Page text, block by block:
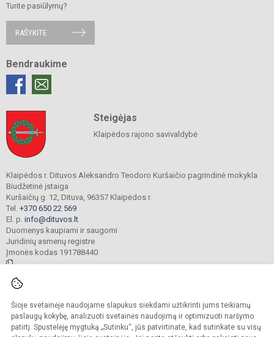
Šioje svetainėje naudojame slapukus siekdami užtikrinti jums teikiamų
paslaugų kokybę, analizuoti svetainės naudojimą ir optimizuoti naršymo
patirtį. Spustelėję mygtuką „Sutinku“, jūs patvirtinate, kad sutinkate su visų
Turite pasiūlymų?
RAŠYKITE
Bendraukime
Steigėjas
Klaipėdos rajono savivaldybė
Klaipėdos r. Dituvos Aleksandro Teodoro Kuršaičio pagrindinė mokykla
Biudžetinė įstaiga
Kuršaičių g. 12, Dituva, 96357 Klaipėdos r.
Tel. +370 650 22 569
El. p. info@dituvos.lt
Duomenys kaupiami ir saugomi
Juridinių asmenų registre
Įmonės kodas 191788440
Visos teisės saugomos. Kopijuoti turinį be raštiško įstaigos administracijos
sutikimo griežtai draudžiama.
Prieinamumo paraiška Slapukų politika